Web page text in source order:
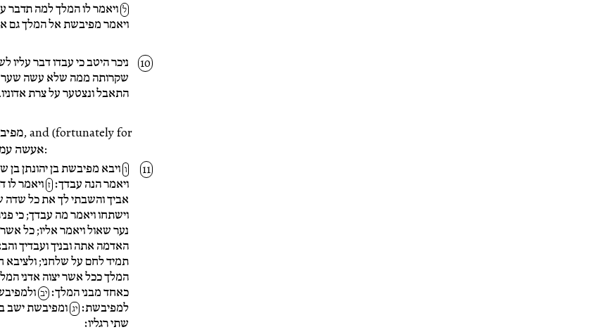
ל ויאמר לו המלך למה תדבר
ויאמר מפיבשת אל המלך גם
ניכר היטב כי עבדו דבר
שקרותה ממה שלא עשה שער
התאבל ונצטער על צרת
מפיבשת) David in fact means it when he said אעשה עמו חסד:
ו ויבא מפיבשת בן יהונתן בן
ויאמר הנה עבדך׃ ז ויאמר
אביך והשבתי לך את כל שדה
וישתחו ויאמר מה עבדך; כי
נער שאול ויאמר אליו; כל
האדמה אתה ובניך ועבדיך
תמיד לחם על שלחני;
המלך ככל אשר יצוה אדני
כאחד מבני המלך׃ יב
למפיבשת׃ יג ומפיבשת ישב
שתי רגליו׃